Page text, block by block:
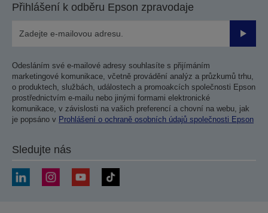
Přihlášení k odběru Epson zpravodaje
Odesláním své e-mailové adresy souhlasíte s přijímáním
marketingové komunikace, včetně provádění analýz a průzkumů trhu,
o produktech, službách, událostech a promoakcích společnosti Epson
prostřednictvím e-mailu nebo jinými formami elektronické
komunikace, v závislosti na vašich preferencí a chovní na webu, jak
je popsáno v Prohlášení o ochraně osobních údajů společnosti Epson
Sledujte nás